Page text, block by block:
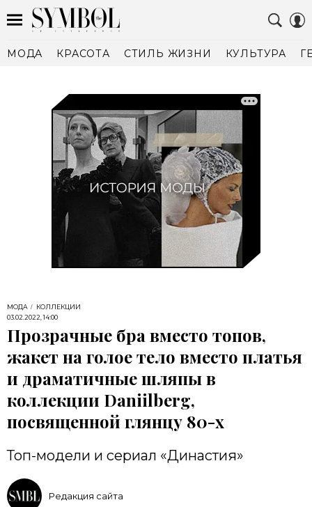
МОДА КРАСОТА СТИЛЬ ЖИЗНИ КУЛЬТУРА
МОДА
КОЛЛЕКЦИИ
03.02.2022, 14:00
Прозрачные бра вместо топов,
жакет на голое тело вместо платья
и драматичные шляпы в
коллекции Daniilberg,
посвященной глянцу 80-х
Топ-модели и сериал «Династия»
Редакция сайта